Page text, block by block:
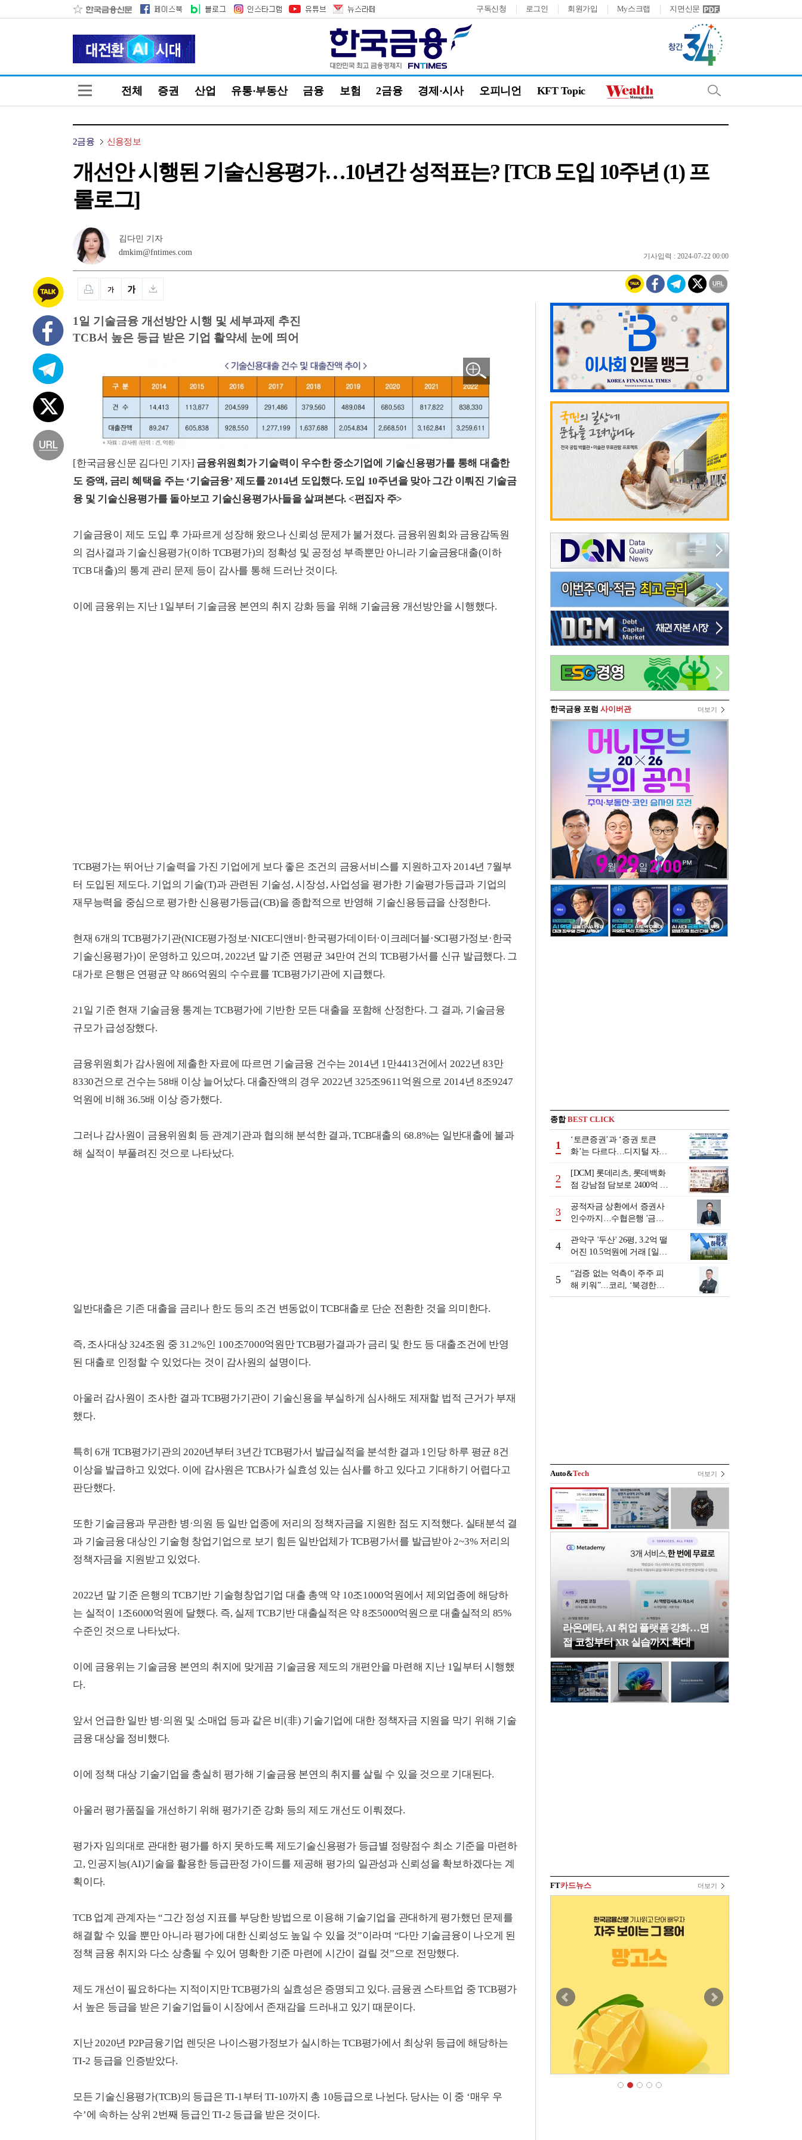
구독신청 로그인 회원가입 My스크랩 지면신문
전체 증권 산업 유통·부동산 금융 보험 2금융 경제·시사 오피니언 KFT Topic
2금융 신용정보
개선안 시행된 기술신용평가…10년간 성적표는? [TCB 도입 10주년 (1) 프
롤로그]
김다민 기자
dmkim@fntimes.com
기사입력 : 2024-07-22 00:00
1일 기술금융 개선방안 시행 및 세부과제 추진
TCB서 높은 등급 받은 기업 활약세 눈에 띄어
[한국금융신문 김다민 기자] 금융위원회가 기술력이 우수한 중소기업에 기술신용평가를 통해 대출한
도 증액, 금리 혜택을 주는 ‘기술금융’ 제도를 2014년 도입했다. 도입 10주년을 맞아 그간 이뤄진 기술금
융 및 기술신용평가를 돌아보고 기술신용평가사들을 살펴본다. <편집자 주>
기술금융이 제도 도입 후 가파르게 성장해 왔으나 신뢰성 문제가 불거졌다. 금융위원회와 금융감독원
의 검사결과 기술신용평가(이하 TCB평가)의 정확성 및 공정성 부족뿐만 아니라 기술금융대출(이하
TCB 대출)의 통계 관리 문제 등이 감사를 통해 드러난 것이다.
이에 금융위는 지난 1일부터 기술금융 본연의 취지 강화 등을 위해 기술금융 개선방안을 시행했다.
TCB평가는 뛰어난 기술력을 가진 기업에게 보다 좋은 조건의 금융서비스를 지원하고자 2014년 7월부
터 도입된 제도다. 기업의 기술(T)과 관련된 기술성, 시장성, 사업성을 평가한 기술평가등급과 기업의
재무능력을 중심으로 평가한 신용평가등급(CB)을 종합적으로 반영해 기술신용등급을 산정한다.
현재 6개의 TCB평가기관(NICE평가정보·NICE디앤비·한국평가데이터·이크레더블·SCI평가정보·한국
기술신용평가)이 운영하고 있으며, 2022년 말 기준 연평균 34만여 건의 TCB평가서를 신규 발급했다. 그
대가로 은행은 연평균 약 866억원의 수수료를 TCB평가기관에 지급했다.
21일 기준 현재 기술금융 통계는 TCB평가에 기반한 모든 대출을 포함해 산정한다. 그 결과, 기술금융
규모가 급성장했다.
금융위원회가 감사원에 제출한 자료에 따르면 기술금융 건수는 2014년 1만4413건에서 2022년 83만
8330건으로 건수는 58배 이상 늘어났다. 대출잔액의 경우 2022년 325조9611억원으로 2014년 8조9247
억원에 비해 36.5배 이상 증가했다.
그러나 감사원이 금융위원회 등 관계기관과 협의해 분석한 결과, TCB대출의 68.8%는 일반대출에 불과
해 실적이 부풀려진 것으로 나타났다.
일반대출은 기존 대출을 금리나 한도 등의 조건 변동없이 TCB대출로 단순 전환한 것을 의미한다.
즉, 조사대상 324조원 중 31.2%인 100조7000억원만 TCB평가결과가 금리 및 한도 등 대출조건에 반영
된 대출로 인정할 수 있었다는 것이 감사원의 설명이다.
아울러 감사원이 조사한 결과 TCB평가기관이 기술신용을 부실하게 심사해도 제재할 법적 근거가 부재
했다.
특히 6개 TCB평가기관의 2020년부터 3년간 TCB평가서 발급실적을 분석한 결과 1인당 하루 평균 8건
이상을 발급하고 있었다. 이에 감사원은 TCB사가 실효성 있는 심사를 하고 있다고 기대하기 어렵다고
판단했다.
또한 기술금융과 무관한 병·의원 등 일반 업종에 저리의 정책자금을 지원한 점도 지적했다. 실태분석 결
과 기술금융 대상인 기술형 창업기업으로 보기 힘든 일반업체가 TCB평가서를 발급받아 2~3% 저리의
정책자금을 지원받고 있었다.
2022년 말 기준 은행의 TCB기반 기술형창업기업 대출 총액 약 10조1000억원에서 제외업종에 해당하
는 실적이 1조6000억원에 달했다. 즉, 실제 TCB기반 대출실적은 약 8조5000억원으로 대출실적의 85%
수준인 것으로 나타났다.
이에 금융위는 기술금융 본연의 취지에 맞게끔 기술금융 제도의 개편안을 마련해 지난 1일부터 시행했
다.
앞서 언급한 일반 병·의원 및 소매업 등과 같은 비(非) 기술기업에 대한 정책자금 지원을 막기 위해 기술
금융 대상을 정비했다.
이에 정책 대상 기술기업을 충실히 평가해 기술금융 본연의 취지를 살릴 수 있을 것으로 기대된다.
아울러 평가품질을 개선하기 위해 평가기준 강화 등의 제도 개선도 이뤄졌다.
평가자 임의대로 관대한 평가를 하지 못하도록 제도기술신용평가 등급별 정량점수 최소 기준을 마련하
고, 인공지능(AI)기술을 활용한 등급판정 가이드를 제공해 평가의 일관성과 신뢰성을 확보하겠다는 계
획이다.
TCB 업계 관계자는 “그간 정성 지표를 부당한 방법으로 이용해 기술기업을 관대하게 평가했던 문제를
해결할 수 있을 뿐만 아니라 평가에 대한 신뢰성도 높일 수 있을 것”이라며 “다만 기술금융이 나오게 된
정책 금융 취지와 다소 상충될 수 있어 명확한 기준 마련에 시간이 걸릴 것”으로 전망했다.
제도 개선이 필요하다는 지적이지만 TCB평가의 실효성은 증명되고 있다. 금융권 스타트업 중 TCB평가
서 높은 등급을 받은 기술기업들이 시장에서 존재감을 드러내고 있기 때문이다.
지난 2020년 P2P금융기업 렌딧은 나이스평가정보가 실시하는 TCB평가에서 최상위 등급에 해당하는
TI-2 등급을 인증받았다.
모든 기술신용평가(TCB)의 등급은 TI-1부터 TI-10까지 총 10등급으로 나뉜다. 당사는 이 중 ‘매우 우
수’에 속하는 상위 2번째 등급인 TI-2 등급을 받은 것이다.
한국금융 포럼 사이버관 더보기
종합BEST CLICK
1
‘토큰증권’과 ‘증권 토큰
화’는 다르다…디지털 자본
2
[DCM] 롯데리츠, 롯데백화
점 강남점 담보로 2400억 조
3
공적자금 상환에서 증권사
인수까지…수협은행 '금융
행 금융그룹의 꿈①]
4
관악구 '두산' 26평, 3.2억 떨
어진 10.5억원에 거래 [일일
5
“검증 없는 억측이 주주 피
해 키워”…코리, ‘북경한미
미수채권 논란’ 정면 반박
Auto&Tech 더보기
라온메타, AI 취업 플랫폼 강화…면
접 코칭부터 XR 실습까지 확대
FT카드뉴스 더보기